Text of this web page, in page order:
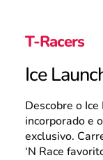
T-Racers
Ice
Descobre o
incorporado e
exclusivo.
‘N Race